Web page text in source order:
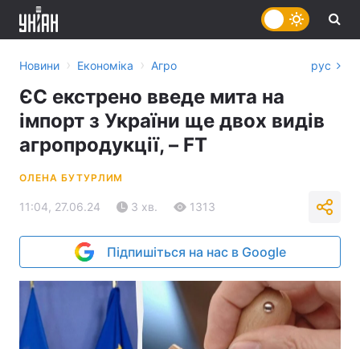
Новини › Економіка › Агро рус
ЄС екстрено введе мита на
імпорт з України ще двох видів
агропродукції, – FT
ОЛЕНА БУТУРЛИМ
11:04, 27.06.24 3 хв. 1313
Підпишіться на нас в Google